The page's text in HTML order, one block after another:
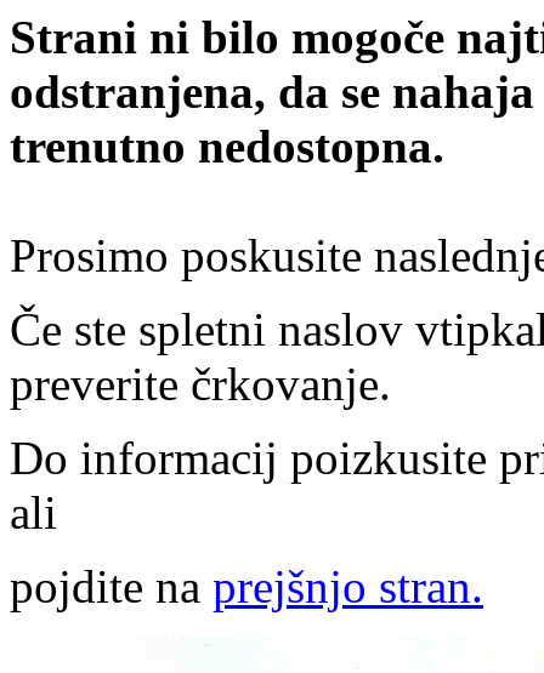
Strani ni bilo mogoče
odstranjena, da se
trenutno nedostopna.
Prosimo poskusite
Če ste spletni naslov
preverite črkovanje.
Do informacij poizkusite
ali
pojdite na prejšnjo stran.